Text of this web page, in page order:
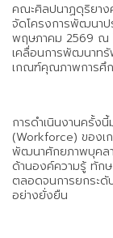
คณะศิลปนาฏดุริยา
จัดโครงการพัฒนาป
พฤษภาคม 2569 ณ
เคลื่อนการพัฒนาท
เกณฑ์คุณภาพการศึก
การดำเนินงานครั้ง
(Workforce) ของเ
พัฒนาศักยภาพบุคล
ด้านองค์ความรู้ ทัก
ตลอดจนการยกระดั
อย่างยั่งยืน